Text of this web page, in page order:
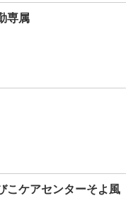
専属
こケアセンターそよ風